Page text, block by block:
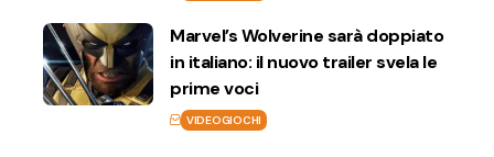
Marvel’s Wolverine sarà doppiato
in italiano: il nuovo trailer svela le
prime voci
VIDEOGIOCHI